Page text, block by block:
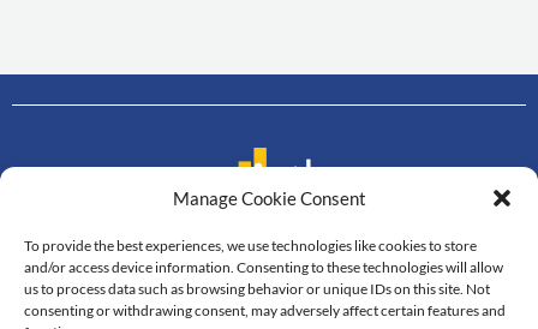
Manage Cookie Consent
To provide the best experiences, we use technologies like cookies to store
and/or access device information. Consenting to these technologies will allow
us to process data such as browsing behavior or unique IDs on this site. Not
consenting or withdrawing consent, may adversely affect certain features and
Contact us
Department of Mathematics
Faculty of Science, Mahidol University